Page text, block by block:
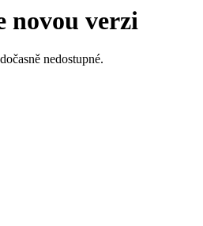
novou verzi
nedostupné.